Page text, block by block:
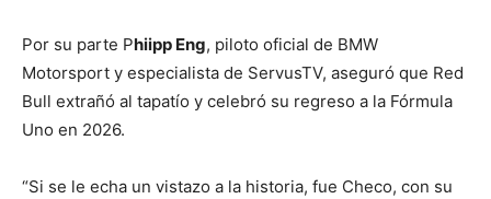
Por su parte Phiipp Eng, piloto oficial de BMW
Motorsport y especialista de ServusTV, aseguró que Red
Bull extrañó al tapatío y celebró su regreso a la Fórmula
Uno en 2026.
“Si se le echa un vistazo a la historia, fue Checo, con su